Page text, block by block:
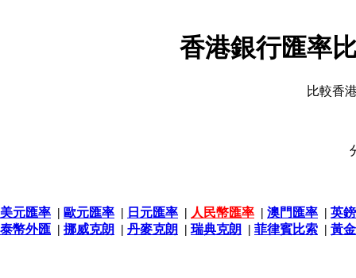
香港銀行匯率
比較香
美元匯率 | 歐元匯率 | 日元匯率 | 人民幣匯率 | 澳門匯率 | 英
泰幣外匯 | 挪威克朗 | 丹麥克朗 | 瑞典克朗 | 菲律賓比索 | 黃